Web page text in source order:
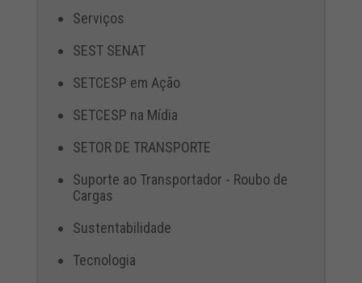
Serviços
SEST SENAT
SETCESP em Ação
SETCESP na Mídia
SETOR DE TRANSPORTE
Suporte ao Transportador - Roubo de
Cargas
Sustentabilidade
Tecnologia